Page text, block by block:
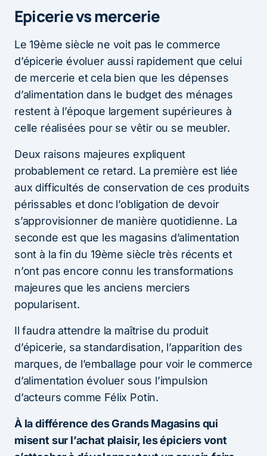
Epicerie vs mercerie
Le 19ème siècle ne voit pas le commerce
d’épicerie évoluer aussi rapidement que celui
de mercerie et cela bien que les dépenses
d’alimentation dans le budget des ménages
restent à l’époque largement supérieures à
celle réalisées pour se vêtir ou se meubler.
Deux raisons majeures expliquent
probablement ce retard. La première est liée
aux difficultés de conservation de ces produits
périssables et donc l’obligation de devoir
s’approvisionner de manière quotidienne. La
seconde est que les magasins d’alimentation
sont à la fin du 19ème siècle très récents et
n’ont pas encore connu les transformations
majeures que les anciens merciers
popularisent.
Il faudra attendre la maîtrise du produit
d’épicerie, sa standardisation, l’apparition des
marques, de l’emballage pour voir le commerce
d’alimentation évoluer sous l’impulsion
d’acteurs comme Félix Potin.
À la différence des Grands Magasins qui
misent sur l’achat plaisir, les épiciers vont